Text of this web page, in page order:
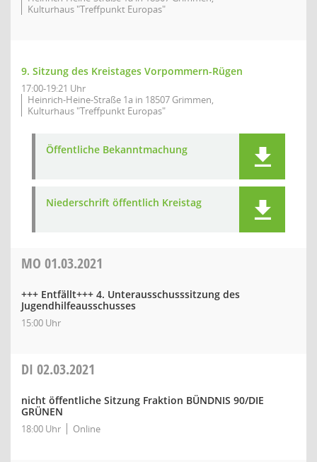
Kulturhaus "Treffpunkt Europas"
9. Sitzung des Kreistages Vorpommern-Rügen
17:00-19:21 Uhr
Heinrich-Heine-Straße 1a in 18507 Grimmen,
Kulturhaus "Treffpunkt Europas"
Öffentliche Bekanntmachung
Niederschrift öffentlich Kreistag
MO 01.03.2021
+++ Entfällt+++ 4. Unterausschusssitzung des
Jugendhilfeausschusses
15:00 Uhr
DI 02.03.2021
nicht öffentliche Sitzung Fraktion BÜNDNIS 90/DIE
GRÜNEN
18:00 Uhr Online